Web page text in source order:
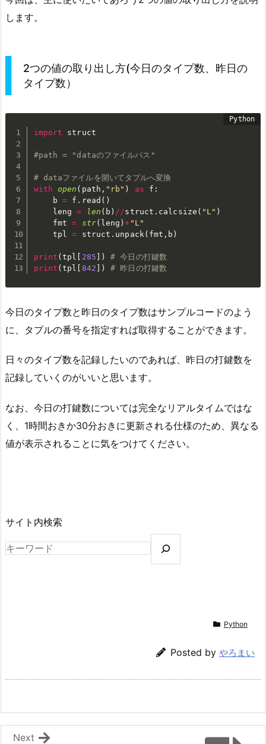
します。
2つの値の取り出し方(今日のタイプ数、昨日の
タイプ数）
import struct
#path = "dataのファイルパス"
# dataファイルを開いてタプルへ変換
with
open ( path , "rb" ) as f :
    b
= f . read ( )
    leng
= len ( b ) //struct . calcsize ( "L" )
    fmt
= str( leng )+ "L"
    tpl
= struct . unpack ( fmt , b )
print (tpl 285 )
# 今日の打鍵数
print (tpl 842 ) # 昨日の打鍵数
今日のタイプ数と昨日のタイプ数はサンプルコードのよう
に、タプルの番号を指定すれば取得することができます。
日々のタイプ数を記録したいのであれば、昨日の打鍵数を
記録していくのがいいと思います。
なお、今日の打鍵数については完全なリアルタイムではな
く、1時間おきか30分おきに更新される仕様のため、異なる
値が表示されることに気をつけてください。
サイト内検索
Python
Posted by やろまい
Next